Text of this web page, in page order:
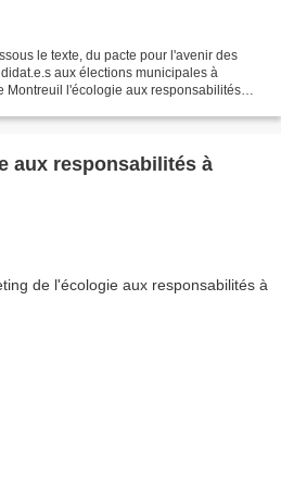
le texte, du pacte pour l'avenir des
aux élections municipales à
Montreuil l'écologie aux responsabilités
aux responsabilités à